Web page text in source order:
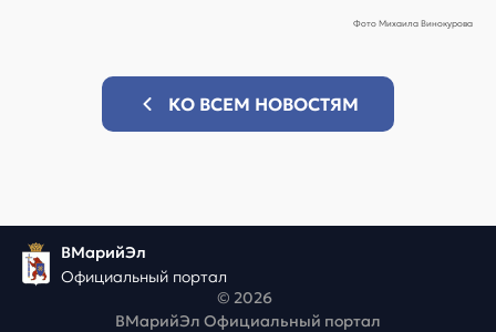
Фото Михаила Винокурова
КО ВСЕМ НОВОСТЯМ
ВМарийЭл
Официальный портал
© 2026
ВМарийЭл Официальный портал